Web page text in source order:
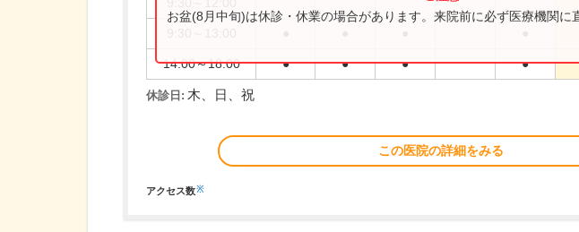
14:00～18:00 ● ● ● ●
お盆(8月中旬)は休診・休業の場合があります。来院前に必ず医療機関に
休診日: 木、日、祝
この医院の詳細をみる
アクセス数※